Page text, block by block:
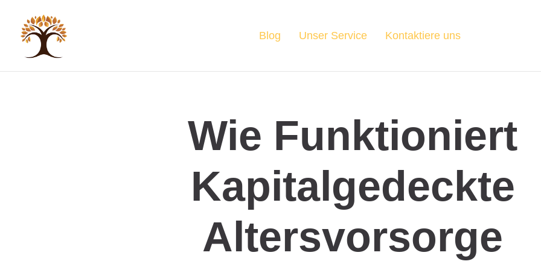
Blog Unser Service Kontaktiere uns
Wie Funktioniert
Kapitalgedeckte
Altersvorsorge